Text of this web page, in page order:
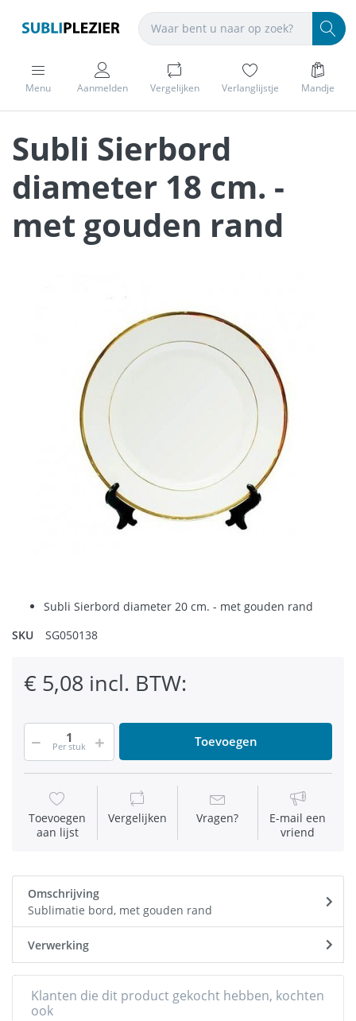
Menu Aanmelden Vergelijken Verlanglijstje Mandje
Subli Sierbord
diameter 18 cm. -
met gouden rand
Subli Sierbord diameter 20 cm. - met gouden rand
SKU
SG050138
€ 5,08 incl. BTW:
Per stuk Toevoegen
Toevoegen
aan lijst
Vergelijken Vragen?
E-mail een
vriend
Omschrijving
Sublimatie bord, met gouden rand
Verwerking
Klanten die dit product gekocht hebben, kochten
ook